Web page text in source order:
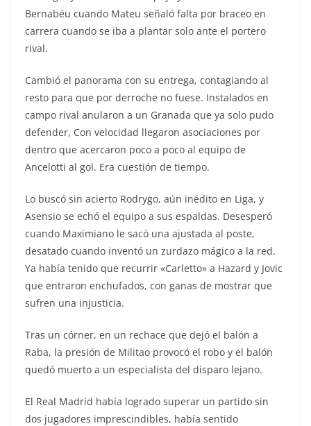
Bernabéu cuando Mateu señaló falta por braceo en
carrera cuando se iba a plantar solo ante el portero
rival.
Cambió el panorama con su entrega, contagiando al
resto para que por derroche no fuese. Instalados en
campo rival anularon a un Granada que ya solo pudo
defender, Con velocidad llegaron asociaciones por
dentro que acercaron poco a poco al equipo de
Ancelotti al gol. Era cuestión de tiempo.
Lo buscó sin acierto Rodrygo, aún inédito en Liga, y
Asensio se echó el equipo a sus espaldas. Desesperó
cuando Maximiano le sacó una ajustada al poste,
desatado cuando inventó un zurdazo mágico a la red.
Ya había tenido que recurrir «Carletto» a Hazard y Jovic
que entraron enchufados, con ganas de mostrar que
sufren una injusticia.
Tras un córner, en un rechace que dejó el balón a
Raba, la presión de Militao provocó el robo y el balón
quedó muerto a un especialista del disparo lejano.
El Real Madrid había logrado superar un partido sin
dos jugadores imprescindibles, había sentido